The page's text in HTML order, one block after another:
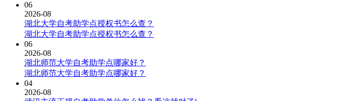
06
2026-08
湖北大学自考助学点授权书怎么查？
湖北大学自考助学点授权书怎么查？
06
2026-08
湖北师范大学自考助学点哪家好？
湖北师范大学自考助学点哪家好？
04
2026-08